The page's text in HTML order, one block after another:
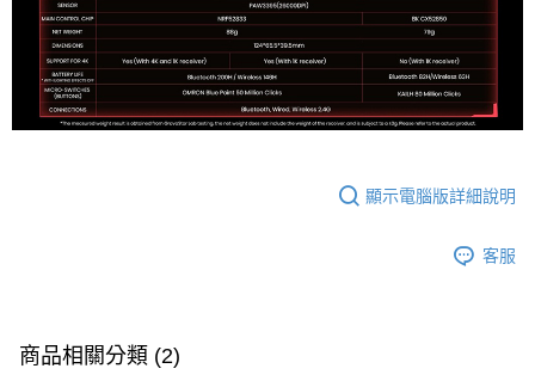
顯示電腦版詳細說明
客服
商品相關分類 (2)